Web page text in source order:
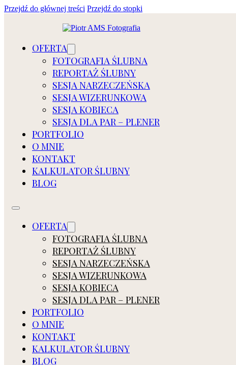
Przejdź do głównej treści Przejdź do stopki
OFERTA
FOTOGRAFIA ŚLUBNA
REPORTAŻ ŚLUBNY
SESJA NARZECZEŃSKA
SESJA WIZERUNKOWA
SESJA KOBIECA
SESJA DLA PAR – PLENER
PORTFOLIO
O MNIE
KONTAKT
KALKULATOR ŚLUBNY
BLOG
OFERTA
FOTOGRAFIA ŚLUBNA
REPORTAŻ ŚLUBNY
SESJA NARZECZEŃSKA
SESJA WIZERUNKOWA
SESJA KOBIECA
SESJA DLA PAR – PLENER
PORTFOLIO
O MNIE
KONTAKT
KALKULATOR ŚLUBNY
BLOG